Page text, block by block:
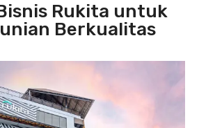
Rukita untuk
Berkualitas